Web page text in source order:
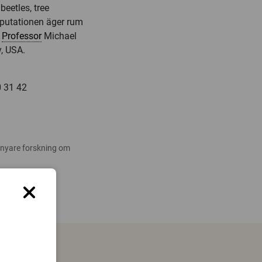
tree
äger rum
ProfessorMichael
USA.
31 42
forskning om